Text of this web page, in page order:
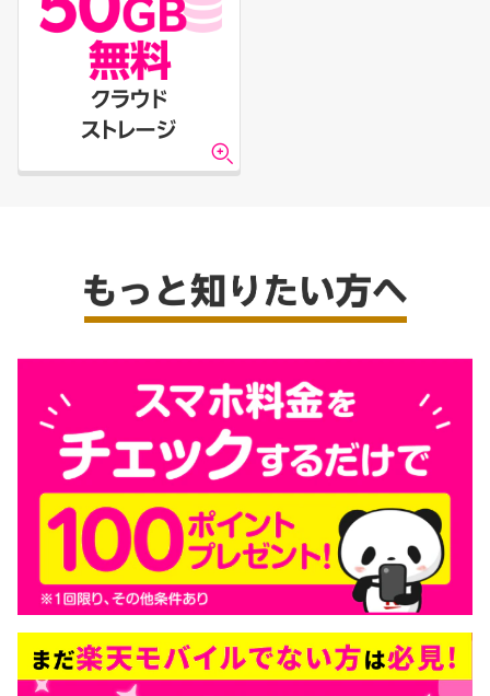
クラウド
ストレージ